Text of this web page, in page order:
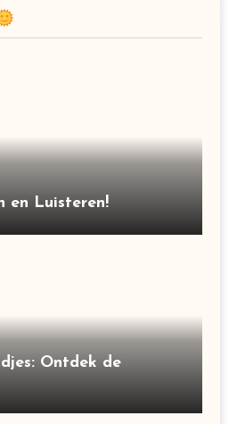
en Luisteren!
Ontdek de